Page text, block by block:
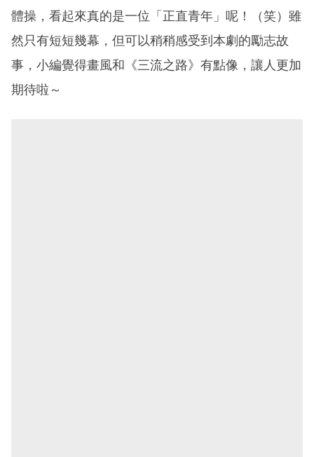
體操，看起來真的是一位「正直青年」呢！（笑）雖
然只有短短幾幕，但可以稍稍感受到本劇的勵志故
事，小編覺得畫風和《三流之路》有點像，讓人更加
期待啦～